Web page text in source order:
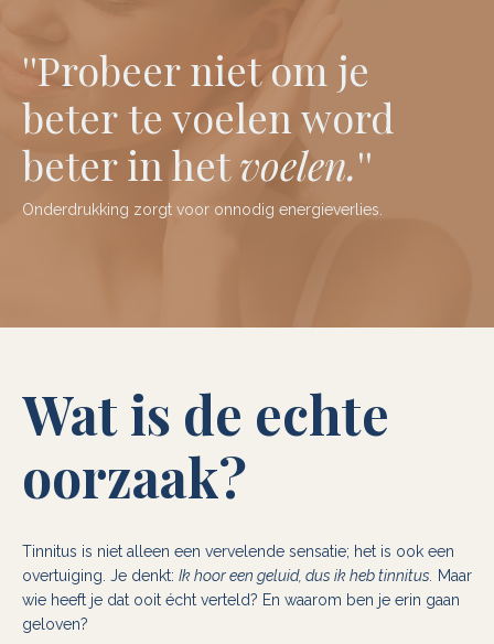
''Probeer niet om je
beterte voelen word
beterin hetvoelen.''
Onderdrukking zorgt voor onnodig energieverlies.
Wat is de echte
oorzaak?
Tinnitus is niet alleen een vervelende sensatie; het is ook een
overtuiging. Je denkt: Ik hoor een geluid, dus ik heb tinnitus.
Maar
wie heeft je dat ooit écht verteld? En waarom ben je erin gaan
geloven?